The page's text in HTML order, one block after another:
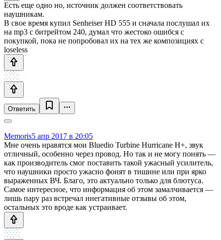
Есть еще одно но, источник должен соответствовать
наушникам.
В свое время купил Senheiser HD 555 и сначала послушал их
на mp3 с битрейтом 240, думал что жестоко ошибся с
покупкой, пока не попробовал их на тех же композициях с
loseless
Ответить
Memoris5 апр 2017 в 20:05
Мне очень нравятся мои Bluedio Turbine Hurricane H+, звук
отличный, особенно через провод. Но так и не могу понять —
как производитель смог поставить такой ужасный усилитель,
что наушники просто ужасно фонят в тишине или при ярко
выраженных ВЧ. Благо, это актуально только для блютуса.
Самое интересное, что информация об этом замалчивается —
лишь пару раз встречал ннегативные отзывы об этом,
остальных это вроде как устраивает.